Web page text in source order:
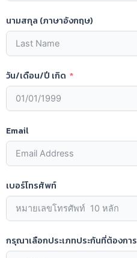
นามสกุล (ภาษาอังกฤษ)
วัน/เดือน/ปี เกิด
Email
เบอร์โทรศัพท์
กรุณาเลือกประเภทประกันที่ต้องการ